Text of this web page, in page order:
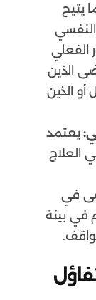
يتيح
النفسي
الفعلي
الذين
الذين
يعتمد
العلاج
في
في بيئة